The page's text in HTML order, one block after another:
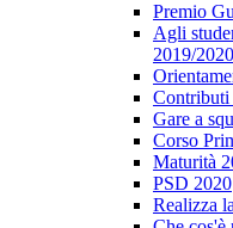
Premio
Agli
2019/2020
Contributi
Gare a
Corso
Maturità
PSD 2020
Realizza